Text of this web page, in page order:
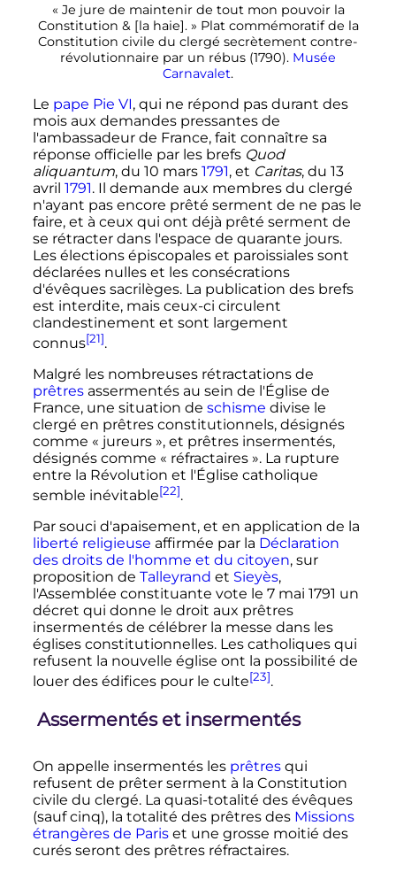
« Je jure de maintenir de tout mon pouvoir la
Constitution & [la haie]. » Plat commémoratif de la
Constitution civile du clergé secrètement contre-
révolutionnaire par un rébus (1790). Musée
Carnavalet.
Le pape Pie VI, qui ne répond pas durant des
mois aux demandes pressantes de
l'ambassadeur de France, fait connaître sa
réponse officielle par les brefs Quod
aliquantum, du 10 mars 1791, et Caritas, du 13
avril 1791. Il demande aux membres du clergé
n'ayant pas encore prêté serment de ne pas le
faire, et à ceux qui ont déjà prêté serment de
se rétracter dans l'espace de quarante jours.
Les élections épiscopales et paroissiales sont
déclarées nulles et les consécrations
d'évêques sacrilèges. La publication des brefs
est interdite, mais ceux-ci circulent
clandestinement et sont largement
connus[21].
Malgré les nombreuses rétractations de
prêtresassermentés au sein de l'Église de
France, une situation de schisme divise le
clergé en prêtres constitutionnels, désignés
comme « jureurs », et prêtres insermentés,
désignés comme « réfractaires ». La rupture
entre la Révolution et l'Église catholique
semble inévitable[22].
Par souci d'apaisement, et en application de la
liberté religieuse affirmée par la Déclaration
des droits de l'homme et du citoyen, sur
proposition de Talleyrand et Sieyès,
l'Assemblée constituante vote le 7 mai 1791 un
décret qui donne le droit aux prêtres
insermentés de célébrer la messe dans les
églises constitutionnelles. Les catholiques qui
refusent la nouvelle église ont la possibilité de
louer des édifices pour le culte[23].
Assermentés et insermentés
On appelle insermentés les prêtresqui
refusent de prêter serment à la Constitution
civile du clergé. La quasi-totalité des évêques
(sauf cinq), la totalité des prêtres des Missions
étrangères de Pariset une grosse moitié des
curés seront des prêtres réfractaires.